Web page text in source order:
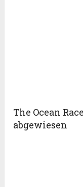
The Ocean
abgewiesen